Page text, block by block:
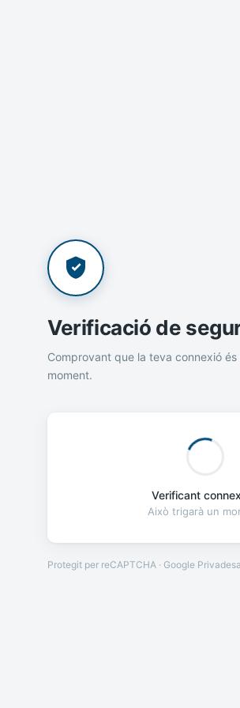
Verificació de
Comprovant que la teva connexió és
moment.
Verificant
Això trigarà un
Protegit per reCAPTCHA · Google Privadesa